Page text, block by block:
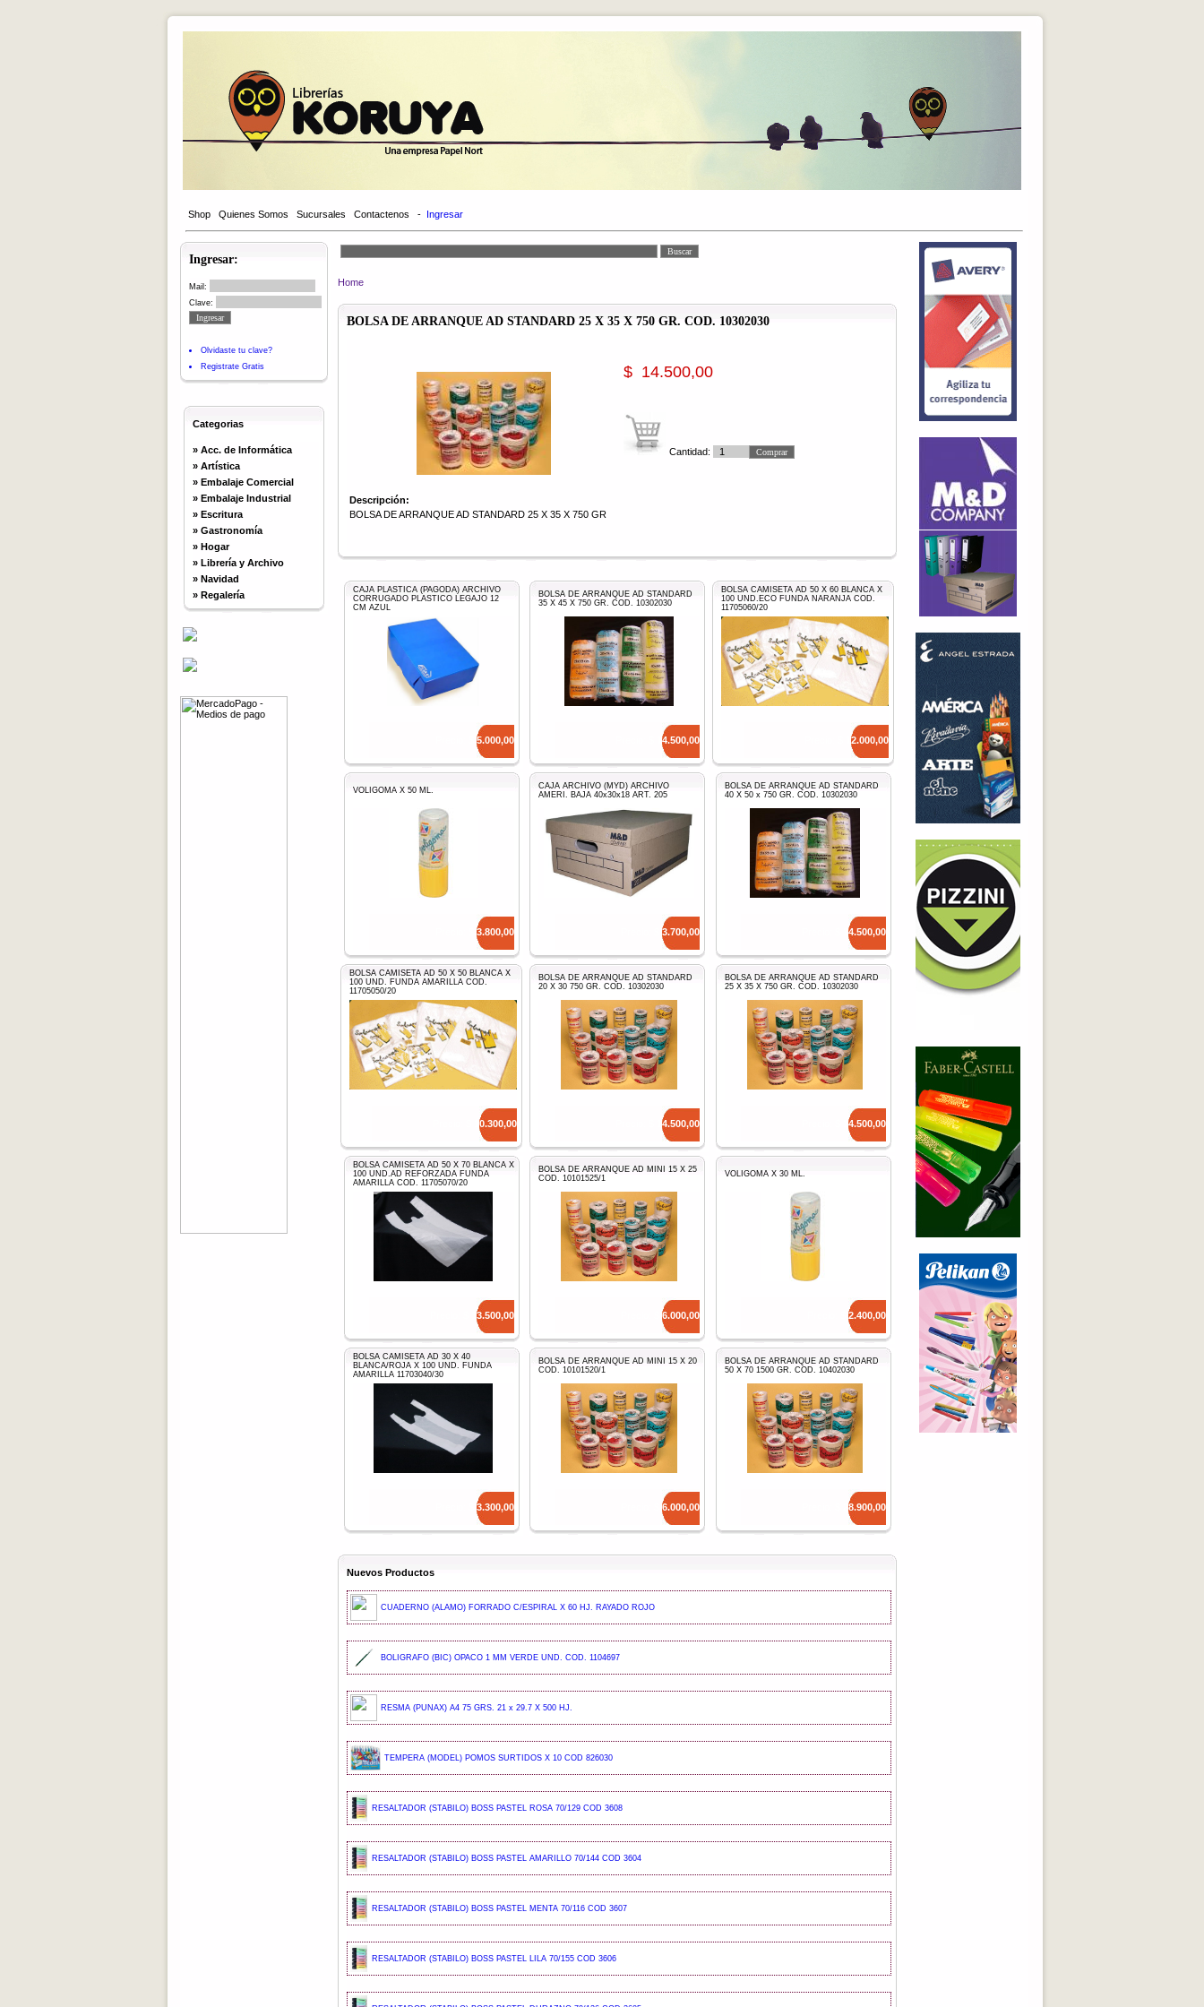
Shop Quienes Somos Sucursales Contactenos - Ingresar
Ingresar:
Mail:
Clave:
Olvidaste tu clave?
Registrate Gratis
Categorias
» Acc. de Informática
» Artística
» Embalaje Comercial
» Embalaje Industrial
» Escritura
» Gastronomía
» Hogar
» Librería y Archivo
» Navidad
» Regalería
Home
BOLSA DE ARRANQUE AD STANDARD 25 X 35 X 750 GR. COD. 10302030
$ 14.500,00
Cantidad:
Descripción:
BOLSA DE ARRANQUE AD STANDARD 25 X 35 X 750 GR
CAJA PLASTICA (PAGODA) ARCHIVO
CORRUGADO PLASTICO LEGAJO 12
CM AZUL
5.000,00
BOLSA DE ARRANQUE AD STANDARD
35 X 45 X 750 GR. COD. 10302030
14.500,00
BOLSA CAMISETA AD 50 X 60 BLANCA X
100 UND.ECO FUNDA NARANJA COD.
11705060/20
12.000,00
VOLIGOMA X 50 ML.
3.800,00
CAJA ARCHIVO (MYD) ARCHIVO
AMERI. BAJA 40x30x18 ART. 205
3.700,00
BOLSA DE ARRANQUE AD STANDARD
40 X 50 x 750 GR. COD. 10302030
14.500,00
BOLSA CAMISETA AD 50 X 50 BLANCA X
100 UND. FUNDA AMARILLA COD.
11705050/20
10.300,00
BOLSA DE ARRANQUE AD STANDARD
20 X 30 750 GR. COD. 10302030
14.500,00
BOLSA DE ARRANQUE AD STANDARD
25 X 35 X 750 GR. COD. 10302030
14.500,00
BOLSA CAMISETA AD 50 X 70 BLANCA X
100 UND.AD REFORZADA FUNDA
AMARILLA COD. 11705070/20
13.500,00
BOLSA DE ARRANQUE AD MINI 15 X 25
COD. 10101525/1
6.000,00
VOLIGOMA X 30 ML.
2.400,00
BOLSA CAMISETA AD 30 X 40
BLANCA/ROJA X 100 UND. FUNDA
AMARILLA 11703040/30
3.300,00
BOLSA DE ARRANQUE AD MINI 15 X 20
COD. 10101520/1
6.000,00
BOLSA DE ARRANQUE AD STANDARD
50 X 70 1500 GR. COD. 10402030
28.900,00
Nuevos Productos
CUADERNO (ALAMO) FORRADO C/ESPIRAL X 60 HJ. RAYADO ROJO
BOLIGRAFO (BIC) OPACO 1 MM VERDE UND. COD. 1104697
RESMA (PUNAX) A4 75 GRS. 21 x 29.7 X 500 HJ.
TEMPERA (MODEL) POMOS SURTIDOS X 10 COD 826030
RESALTADOR (STABILO) BOSS PASTEL ROSA 70/129 COD 3608
RESALTADOR (STABILO) BOSS PASTEL AMARILLO 70/144 COD 3604
RESALTADOR (STABILO) BOSS PASTEL MENTA 70/116 COD 3607
RESALTADOR (STABILO) BOSS PASTEL LILA 70/155 COD 3606